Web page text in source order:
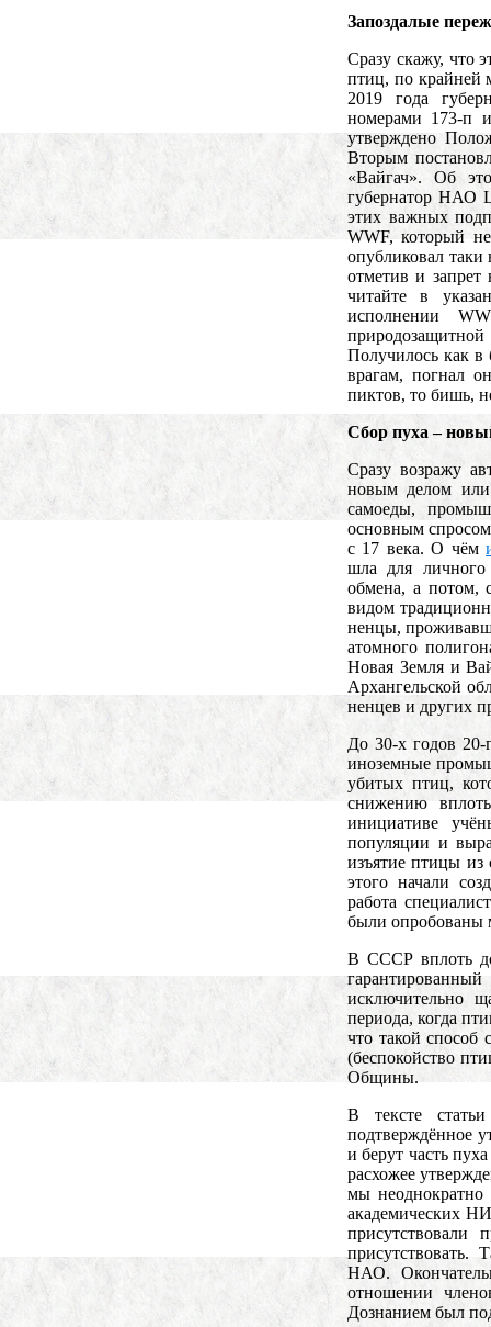
Запоздалые
Сразу скажу, что
птиц, по крайней
2019 года
номерами 173-п
утверждено
Вторым
«Вайгач». Об
губернатор НАО
этих важных
WWF, который
опубликовал таки
отметив и
читайте в
исполнении
Получилось как в
врагам, погнал
пиктов, то бишь,
Сбор пуха –
Сразу возражу
новым делом
самоеды,
основным
с 17 века. О чём
шла для личного
обмена, а потом,
видом
ненцы,
атомного
Новая Земля и
Архангельской
ненцев и других
До 30-х годов 20-
иноземные
убитых птиц,
снижению
инициативе
популяции и
изъятие птицы из
этого начали
работа
были опробованы
В СССР вплоть до
исключительно
периода, когда
что такой способ
(беспокойство
Общины.
В тексте
подтверждённое
и берут часть
расхожее
мы неоднократно
академических
присутствовать.
НАО.
отношении
Дознанием был